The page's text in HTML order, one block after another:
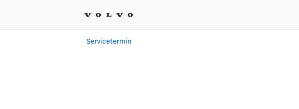
Servicetermin